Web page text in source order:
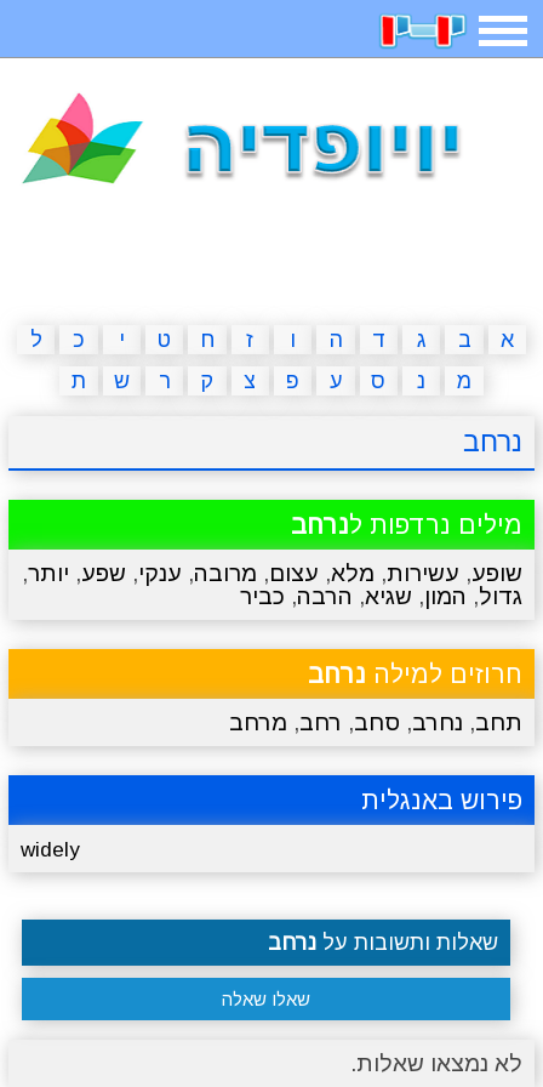
תפריט
איש תלוי מדריכים פוקימון גו מצא הבדלים
יצירה משחקי בנות אשליות חדשות
מתכונים טריוויה
א ב ג ד ה ו ז ח ט י כ
ל
מ
נ ס ע פ צ ק ר ש ת
נרחב
מילים נרדפות לנרחב
שופע, עשירות, מלא, עצום, מרובה, ענקי, שפע, יותר,
גדול, המון, שגיא, הרבה, כביר
חרוזים למילה נרחב
תחב, נחרב, סחב, רחב, מרחב
פירוש באנגלית
widely
שאלות ותשובות על נרחב
שאלו שאלה
לא נמצאו שאלות.